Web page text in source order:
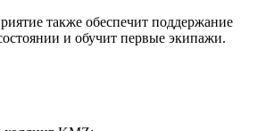
также обеспечит поддержание
и обучит первые экипажи.